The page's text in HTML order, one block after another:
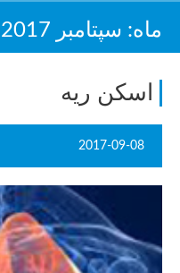
ماه: سپتامبر 2017
اسکن ریه
2017-09-08